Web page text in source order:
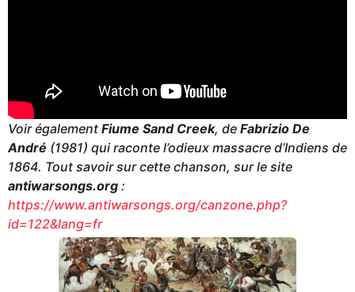
Voir également Fiume Sand Creek, de Fabrizio De
André (1981) qui raconte l’odieux massacre d’Indiens de
1864. Tout savoir sur cette chanson, sur le site
antiwarsongs.org :
https://www.antiwarsongs.org/canzone.php?
id=122&lang=fr